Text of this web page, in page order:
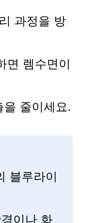
과정을 방
면 렘수면이
을 줄이세요.
블루라이
이나 화